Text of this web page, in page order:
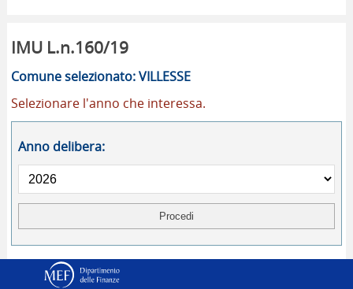
IMU L.n.160/19
Comune selezionato: VILLESSE
Selezionare l'anno che interessa.
Anno delibera: